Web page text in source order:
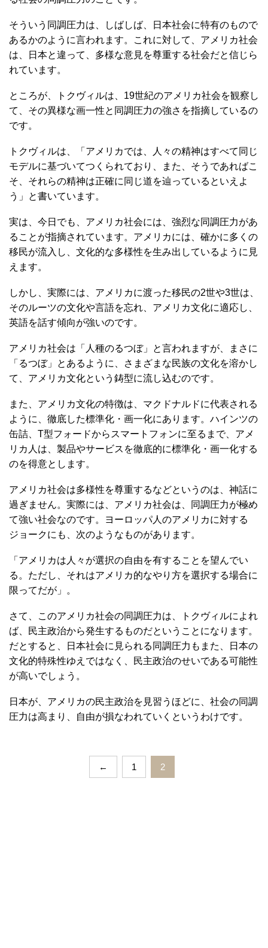
そういう同調圧力は、しばしば、日本社会に特有のもので
あるかのように言われます。これに対して、アメリカ社会
は、日本と違って、多様な意見を尊重する社会だと信じら
れています。
ところが、トクヴィルは、19世紀のアメリカ社会を観察し
て、その異様な画一性と同調圧力の強さを指摘しているの
です。
トクヴィルは、「アメリカでは、人々の精神はすべて同じ
モデルに基づいてつくられており、また、そうであればこ
そ、それらの精神は正確に同じ道を辿っているといえよ
う」と書いています。
実は、今日でも、アメリカ社会には、強烈な同調圧力があ
ることが指摘されています。アメリカには、確かに多くの
移民が流入し、文化的な多様性を生み出しているように見
えます。
しかし、実際には、アメリカに渡った移民の2世や3世は、
そのルーツの文化や言語を忘れ、アメリカ文化に適応し、
英語を話す傾向が強いのです。
アメリカ社会は「人種のるつぼ」と言われますが、まさに
「るつぼ」とあるように、さまざまな民族の文化を溶かし
て、アメリカ文化という鋳型に流し込むのです。
また、アメリカ文化の特徴は、マクドナルドに代表される
ように、徹底した標準化・画一化にあります。ハインツの
缶詰、T型フォードからスマートフォンに至るまで、アメ
リカ人は、製品やサービスを徹底的に標準化・画一化する
のを得意とします。
アメリカ社会は多様性を尊重するなどというのは、神話に
過ぎません。実際には、アメリカ社会は、同調圧力が極め
て強い社会なのです。ヨーロッパ人のアメリカに対する
ジョークにも、次のようなものがあります。
「アメリカは人々が選択の自由を有することを望んでい
る。ただし、それはアメリカ的なやり方を選択する場合に
限ってだが」。
さて、このアメリカ社会の同調圧力は、トクヴィルによれ
ば、民主政治から発生するものだということになります。
だとすると、日本社会に見られる同調圧力もまた、日本の
文化的特殊性ゆえではなく、民主政治のせいである可能性
が高いでしょう。
日本が、アメリカの民主政治を見習うほどに、社会の同調
圧力は高まり、自由が損なわれていくというわけです。
← 1 2